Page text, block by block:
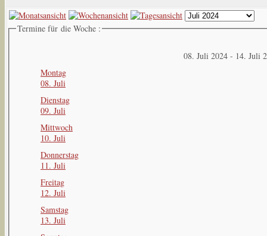
Termine für die Woche :
08. Juli 2024 - 14. Juli
Montag
08. Juli
Dienstag
09. Juli
Mittwoch
10. Juli
Donnerstag
11. Juli
Freitag
12. Juli
Samstag
13. Juli